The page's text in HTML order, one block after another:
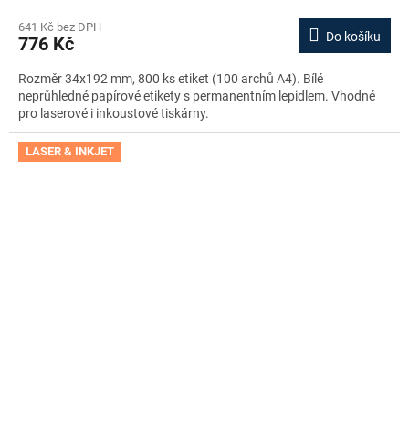
641 Kč bez DPH
776 Kč Do košíku
Rozměr 34x192 mm, 800 ks etiket (100 archů A4). Bílé
neprůhledné papírové etikety s permanentním lepidlem. Vhodné
pro laserové i inkoustové tiskárny.
LASER & INKJET